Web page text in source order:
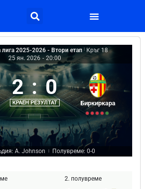
2025-2026 - Втори етап
Кръг 18
25 ян. 2026 - 20:00
2 : 0
КРАЕН РЕЗУЛТАТ Биркиркара
A. Johnson Полувреме: 0-0
2. полувреме